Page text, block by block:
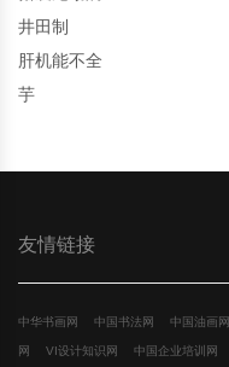
井田制
肝机能不全
芋
友情链接
中华书画网 中国书法网 中国油画网
网 VI设计知识网 中国企业培训网